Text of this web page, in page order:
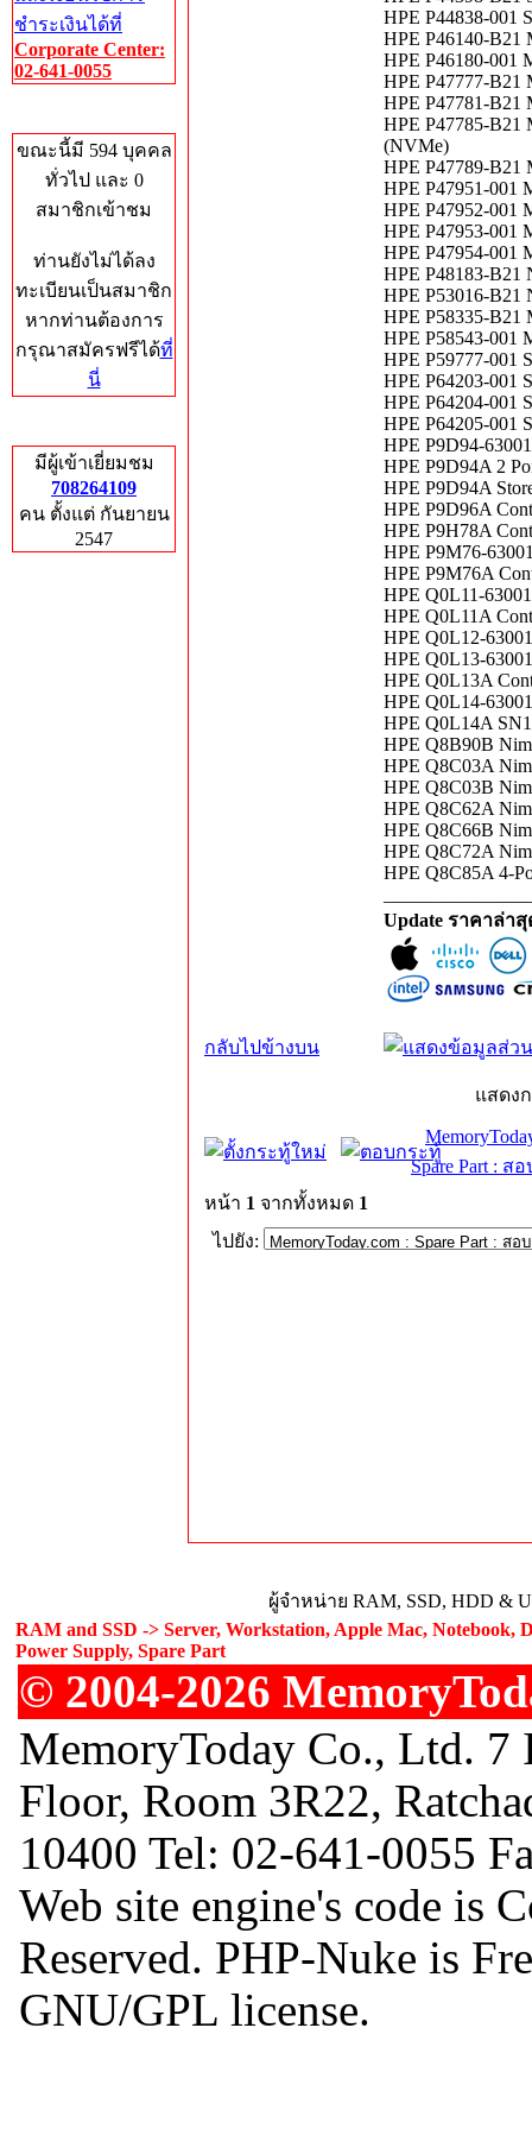
ชำระเงินได้ที่
Corporate Center:
02-641-0055
ขณะนี้มี 594 บุคคล
ทั่วไป และ 0
สมาชิกเข้าชม
ท่านยังไม่ได้ลง
ทะเบียนเป็นสมาชิก
หากท่านต้องการ
กรุณาสมัครฟรีได้ที่
นี่
มีผู้เข้าเยี่ยมชม
708264109
คน ตั้งแต่ กันยายน
2547
HPE P44838-001
HPE P46140-B21
HPE P46180-001
HPE P47777-B21
HPE P47781-B21
HPE P47785-B21
(NVMe)
HPE P47789-B21
HPE P47951-001
HPE P47952-001
HPE P47953-001
HPE P47954-001
HPE P48183-B21
HPE P53016-B21
HPE P58335-B21
HPE P58543-001
HPE P59777-001
HPE P64203-001
HPE P64204-001
HPE P64205-001
HPE P9D94-
HPE P9D94A 2
HPE P9D94A
HPE P9D96A
HPE P9H78A
HPE P9M76-
HPE P9M76A
HPE Q0L11-
HPE Q0L11A
HPE Q0L12-
HPE Q0L13-
HPE Q0L13A
HPE Q0L14-
HPE Q0L14A
HPE Q8B90B
HPE Q8C03A
HPE Q8C03B
HPE Q8C62A
HPE Q8C66B
HPE Q8C72A
HPE Q8C85A 4-
Update ราคาล่า
กลับไปข้างบน
แสดง
Spare Part : ส
หน้า 1 จากทั้งหมด 1
ไปยัง:
ผู้จำหน่าย RAM, SSD, HDD &
RAM and SSD -> Server, Workstation, Apple Mac, Notebook,
Power Supply, Spare Part
© 2004-2026
MemoryToday Co., Ltd.
Floor, Room 3R22,
10400 Tel: 02-641-0055
Web site engine's code is
Reserved. PHP-Nuke is
GNU/GPL license.